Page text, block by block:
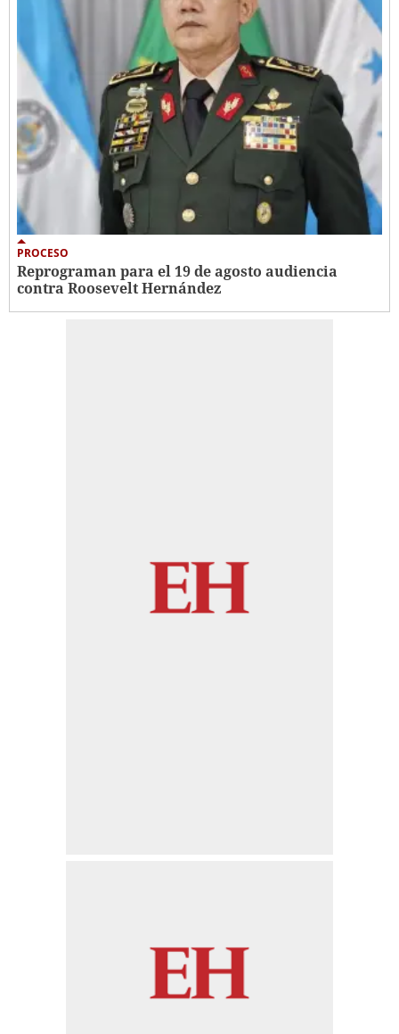
PROCESO
Reprograman para el 19 de agosto audiencia
contra Roosevelt Hernández